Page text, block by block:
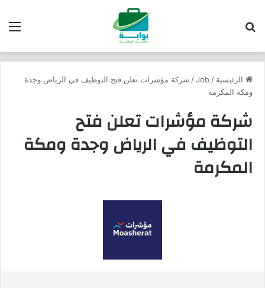
الرئيسية /
Job
/ شركة مؤشرات تعلن فتح التوظيف في الرياض وجدة
ومكة المكرمة
شركة مؤشرات تعلن فتح
التوظيف في الرياض وجدة ومكة
المكرمة